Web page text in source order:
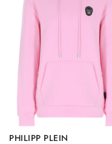
PHILIPP PLEIN